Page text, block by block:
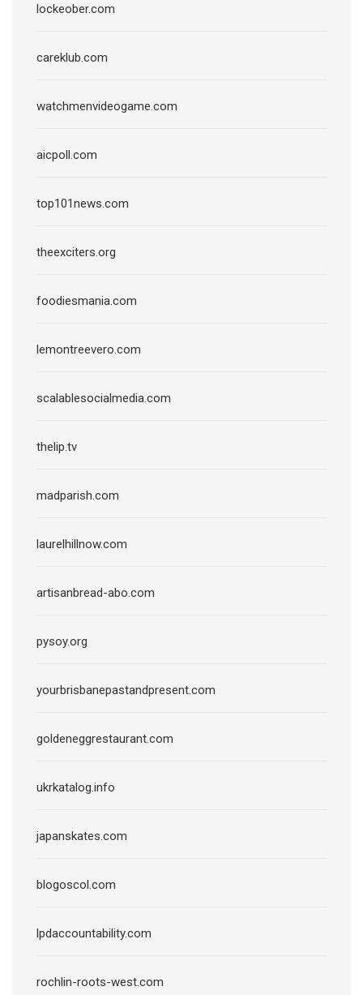
lockeober.com
careklub.com
watchmenvideogame.com
aicpoll.com
top101news.com
theexciters.org
foodiesmania.com
lemontreevero.com
scalablesocialmedia.com
thelip.tv
madparish.com
laurelhillnow.com
artisanbread-abo.com
pysoy.org
yourbrisbanepastandpresent.com
goldeneggrestaurant.com
ukrkatalog.info
japanskates.com
blogoscol.com
lpdaccountability.com
rochlin-roots-west.com